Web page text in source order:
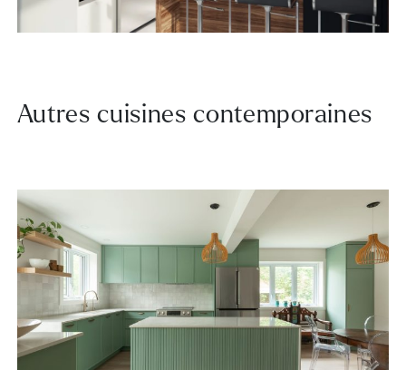
Autres cuisines contemporaines